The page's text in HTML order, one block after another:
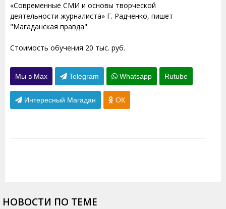
«Современные СМИ и основы творческой
деятельности журналиста» Г. Радченко, пишет
"Магаданская правда".
Стоимость обучения 20 тыс. руб.
Мы в Max Telegram Whatsapp Rutube
Интересный Магадан ОК
НОВОСТИ ПО ТЕМЕ